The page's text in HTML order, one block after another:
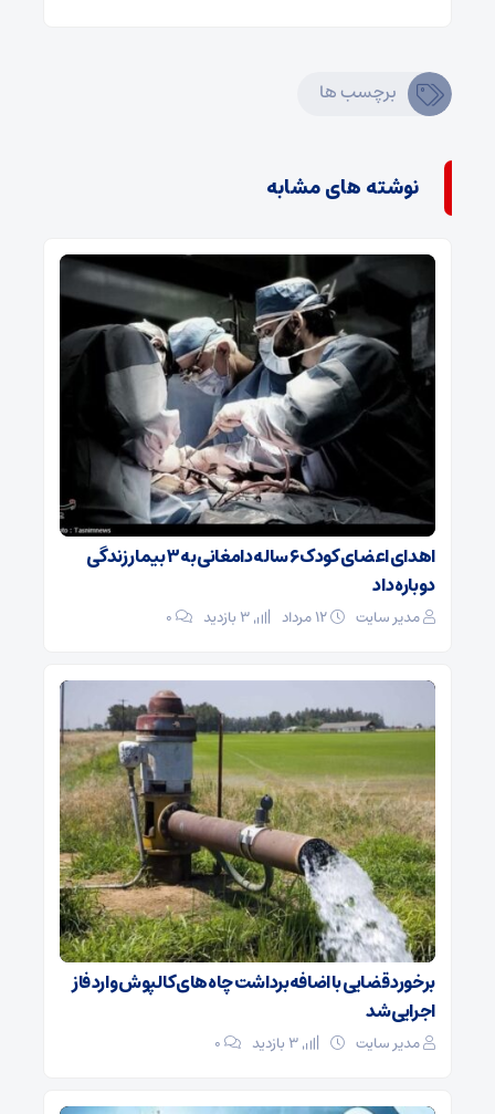
برچسب ها
نوشته های مشابه
اهدای اعضای کودک ۶ ساله دامغانی به ۳ بیمار زندگی
دوباره داد
مدیر سایت ۰
برخورد قضایی با اضافه‌برداشت چاه‌های کالپوش وارد فاز
اجرایی شد
مدیر سایت ۰